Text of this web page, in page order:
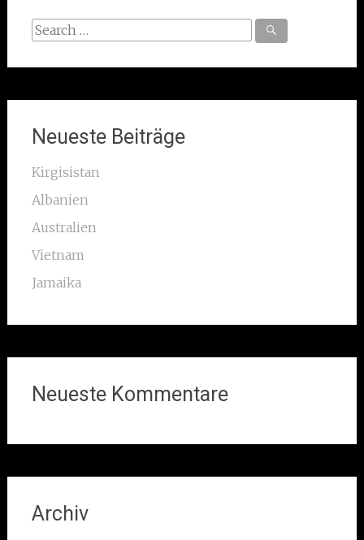
Search
Neueste Beiträge
Kirgisistan
Albanien
Australien
Vietnam
Jamaika
Neueste Kommentare
Archiv